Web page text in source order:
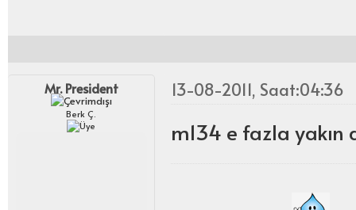
Mr. President
Berk Ç.
13-08-2011, Saat:04:36
m134 e fazla